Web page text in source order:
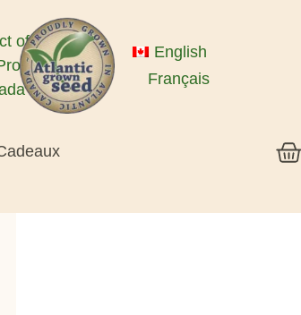
English
Français